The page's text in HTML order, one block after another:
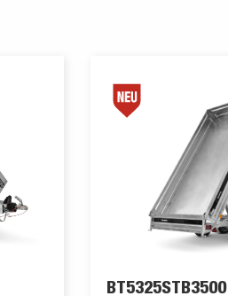
BT5325STB3500